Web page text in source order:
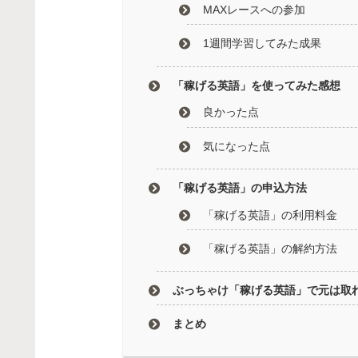
MAXレースへの参加
1週間学習してみた成果
「稼げる英語」を使ってみた感想
良かった点
気になった点
「稼げる英語」の申込方法
「稼げる英語」の利用料金
「稼げる英語」の解約方法
ぶっちゃけ「稼げる英語」で元は取
まとめ